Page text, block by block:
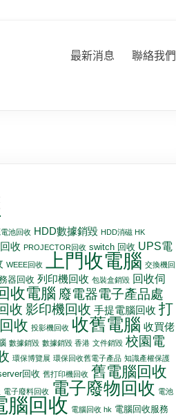
最新消息 聯絡我們
池回收 HDD數據銷毀 HDD消磁 HK
收 PROJECTOR回收 switch 回收 UPS電
WEEE回收 上門收電腦 交換機回
器回收 列印機回收 包裝盒銷毀 回收伺
收電腦 廢電器電子產品處
收 影印機回收 手提電腦回收 打
收 投影機回收 收舊電腦 收買佬
數據銷毀 數據銷毀 香港 文件銷毀 校園電
環保博覽展 環保回收舊電子產品 知識產權保護
回收 舊打印機回收 舊電腦回收
電子廢料回收 電子廢物回收 電池
腦回收 電腦回收 hk 電腦回收服務